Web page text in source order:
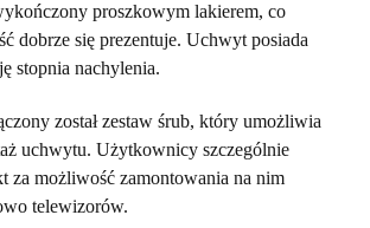
proszkowym lakierem, co
dobrze się prezentuje. Uchwyt posiada
stopnia nachylenia.
został zestaw śrub, który umożliwia
uchwytu. Użytkownicy szczególnie
za możliwość zamontowania na nim
telewizorów.